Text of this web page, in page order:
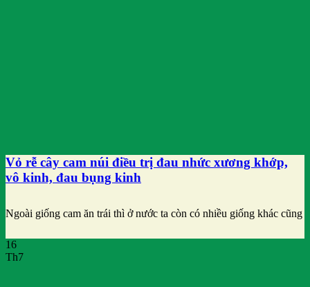
Vỏ rễ cây cam núi điều trị đau nhức xương khớp,
vô kinh, đau bụng kinh
Ngoài giống cam ăn trái thì ở nước ta còn có nhiều giống khác cũng
16
Th7